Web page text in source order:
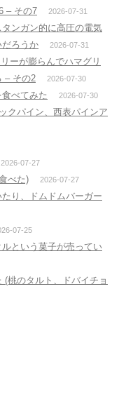
– その7 2026-07-31
ンガン的に高圧の電気
ろうか
2026-07-31
ーが膨らんでハマグリ
– その2
2026-07-30
べてみた 2026-07-30
クパイン、西表パインア
2026-07-27
べた) 2026-07-27
り、ドムドムバーガー
07-25
という菓子が売ってい
桃のタルト、ドバイチョ